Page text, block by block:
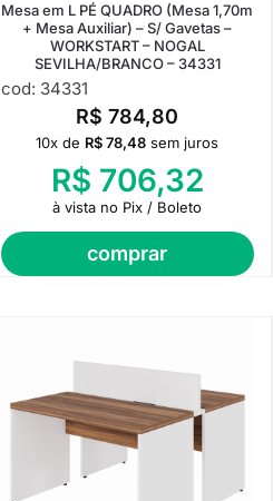
Mesa em L PÉ QUADRO (Mesa 1,70m
+ Mesa Auxiliar) – S/ Gavetas –
WORKSTART – NOGAL
SEVILHA/BRANCO – 34331
cod: 34331
R$ 784,80
comprar
10x de R$78,48 sem juros
R$ 706,32
à vista no Pix / Boleto